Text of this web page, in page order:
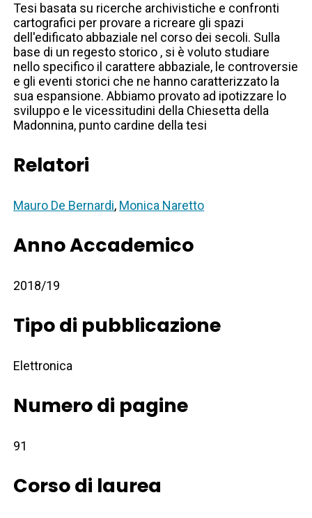
Tesi basata su ricerche archivistiche e confronti
cartografici per provare a ricreare gli spazi
dell'edificato abbaziale nel corso dei secoli. Sulla
base di un regesto storico , si è voluto studiare
nello specifico il carattere abbaziale, le controversie
e gli eventi storici che ne hanno caratterizzato la
sua espansione. Abbiamo provato ad ipotizzare lo
sviluppo e le vicessitudini della Chiesetta della
Madonnina, punto cardine della tesi
Relatori
Mauro De Bernardi, Monica Naretto
Anno Accademico
2018/19
Tipo di pubblicazione
Elettronica
Numero di pagine
91
Corso di laurea